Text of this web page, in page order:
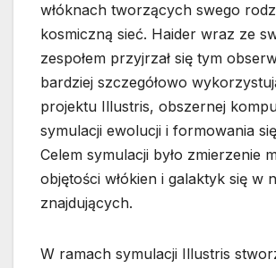
włóknach tworzących swego
kosmiczną sieć. Haider wraz ze
zespołem przyjrzał się tym
bardziej szczegółowo
projektu Illustris, obszernej
symulacji ewolucji i formowania
Celem symulacji było zmierzenie
objętości włókien i galaktyk się w
znajdujących.
W ramach symulacji Illustris